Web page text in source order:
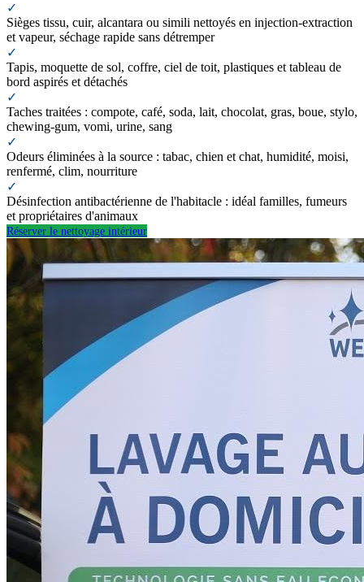
✓
Sièges tissu, cuir, alcantara ou simili nettoyés en injection-extraction
et vapeur, séchage rapide sans détremper
✓
Tapis, moquette de sol, coffre, ciel de toit, plastiques et tableau de
bord aspirés et détachés
✓
Taches traitées : compote, café, soda, lait, chocolat, gras, boue, stylo,
chewing-gum, vomi, urine, sang
✓
Odeurs éliminées à la source : tabac, chien et chat, humidité, moisi,
renfermé, clim, nourriture
✓
Désinfection antibactérienne de l'habitacle : idéal familles, fumeurs
et propriétaires d'animaux
Réserver le nettoyage intérieur